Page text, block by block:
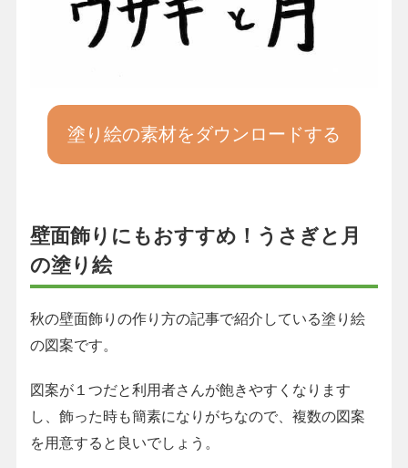
塗り絵の素材をダウンロードする
壁面飾りにもおすすめ！うさぎと月
の塗り絵
秋の壁面飾りの作り方の記事で紹介している塗り絵
の図案です。
図案が１つだと利用者さんが飽きやすくなります
し、飾った時も簡素になりがちなので、複数の図案
を用意すると良いでしょう。